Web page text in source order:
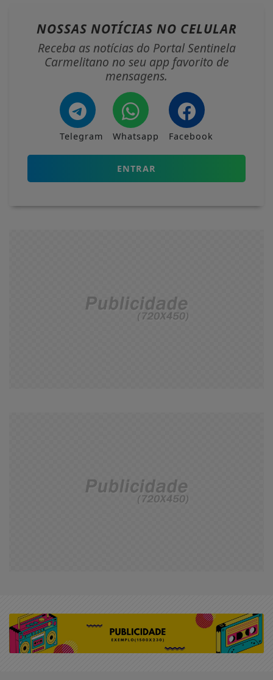
NOSSAS NOTÍCIAS NO CELULAR
Receba as notícias do Portal Sentinela
Carmelitano no seu app favorito de
mensagens.
Telegram Whatsapp Facebook
ENTRAR